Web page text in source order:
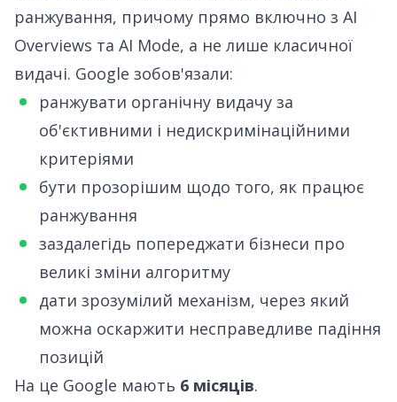
ранжування, причому прямо включно з AI
Overviews та AI Mode, а не лише класичної
видачі. Google зобов'язали:
ранжувати органічну видачу за
об'єктивними і недискримінаційними
критеріями
бути прозорішим щодо того, як працює
ранжування
заздалегідь попереджати бізнеси про
великі зміни алгоритму
дати зрозумілий механізм, через який
можна оскаржити несправедливе падіння
позицій
На це Google мають 6 місяців.